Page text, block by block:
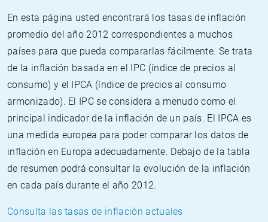
En esta página usted encontrará los tasas de inflación
promedio del año 2012 correspondientes a muchos
países para que pueda compararlas fácilmente. Se trata
de la inflación basada en el IPC (índice de precios al
consumo) y el IPCA (índice de precios al consumo
armonizado). El IPC se considera a menudo como el
principal indicador de la inflación de un país. El IPCA es
una medida europea para poder comparar los datos de
inflación en Europa adecuadamente. Debajo de la tabla
de resumen podrá consultar la evolución de la inflación
en cada país durante el año 2012.
Consulta las tasas de inflación actuales